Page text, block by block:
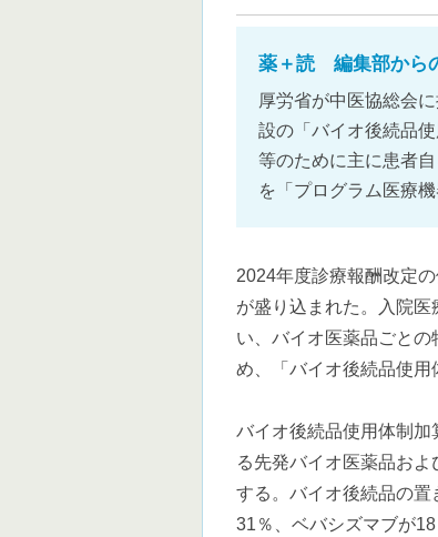
薬＋読 編集部から
厚労省が中医協総会
設の「バイオ後続品
等のために主に患者
を「プログラム医療
2024年度診療報酬改定
が盛り込まれた。入院
い、バイオ医薬品ごと
め、「バイオ後続品使用
バイオ後続品使用体制
る先発バイオ医薬品お
する。バイオ後続品の
31％、ベバシズマブが